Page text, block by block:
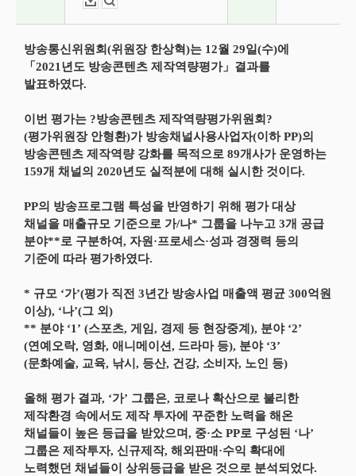
방송통신위원회(위원장 한상혁)는 12월 29일(수)에
「2021년도 방송콘텐츠 제작역량평가」결과를
발표하였다.
이번 평가는 ?방송콘텐츠 제작역량평가위원회?
(평가위원장 안형환)가 방송채널사용사업자(이하 PP)의
방송콘텐츠 제작역량 강화를 목적으로 89개사가 운영하는
159개 채널의 2020년도 실적분에 대해 실시한 것이다.
PP의 방송프로그램 특성을 반영하기 위해 평가 대상
채널을 매출규모 기준으로 가/나* 그룹을 나누고 3개 공급
분야**로 구분하여, 자원·프로세스·성과 경쟁력 등의
기준에 따라 평가하였다.
* 규모 ‘가’(평가 직전 3년간 방송사업 매출액 평균 300억원
이상), ‘나’(그 외)
** 분야 ‘1’ (스포츠, 게임, 경제 등 현장중계), 분야 ‘2’
(연예오락, 영화, 애니메이션, 드라마 등), 분야 ‘3’
(문화예술, 교육, 낚시, 등산, 건강, 소비자, 노인 등)
올해 평가 결과, ‘가’ 그룹은, 코로나 확산으로 불리한
제작환경 속에서도 제작 투자에 꾸준한 노력을 해온
채널들이 높은 등급을 받았으며, 중·소 PP로 구성된 ‘나’
그룹은 제작투자, 신규제작, 해외판매·수익 확대에
노력했던 채널들이 상위등급을 받은 것으로 분석되었다.